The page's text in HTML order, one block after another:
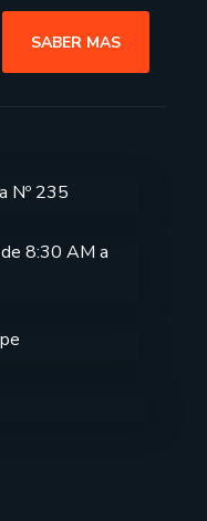
SABER MAS
Nº 235
8:30 AM a